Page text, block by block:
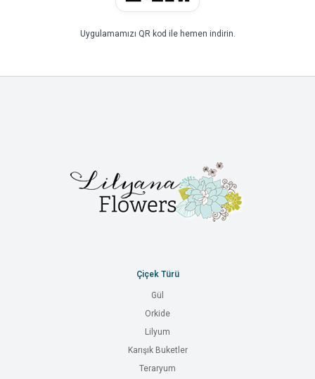
Uygulamamızı QR kod ile hemen indirin.
Çiçek Türü
Gül
Orkide
Lilyum
Karışık Buketler
Teraryum